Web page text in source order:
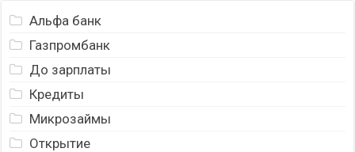
Альфа банк
Газпромбанк
До зарплаты
Кредиты
Микрозаймы
Открытие